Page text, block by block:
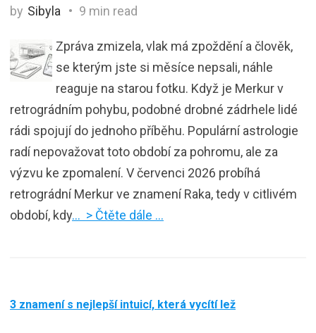
by Sibyla 9 min read
Zpráva zmizela, vlak má zpoždění a člověk,
se kterým jste si měsíce nepsali, náhle
reaguje na starou fotku. Když je Merkur v
retrográdním pohybu, podobné drobné zádrhele lidé
rádi spojují do jednoho příběhu. Populární astrologie
radí nepovažovat toto období za pohromu, ale za
výzvu ke zpomalení. V červenci 2026 probíhá
retrográdní Merkur ve znamení Raka, tedy v citlivém
období, kdy… > Čtěte dále …
3 znamení s nejlepší intuicí, která vycítí lež